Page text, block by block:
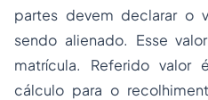
partes devem declarar o
sendo alienado. Esse
matrícula. Referido
cálculo para o